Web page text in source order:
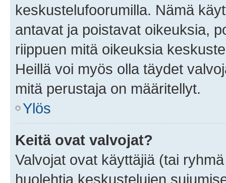
keskustelufoorumilla. Nämä
antavat ja poistavat oikeuksia,
riippuen mitä oikeuksia
Heillä voi myös olla täydet
mitä perustaja on määritellyt.
Ylös
Keitä ovat valvojat?
Valvojat ovat käyttäjiä (tai
huolehtia keskustelujen